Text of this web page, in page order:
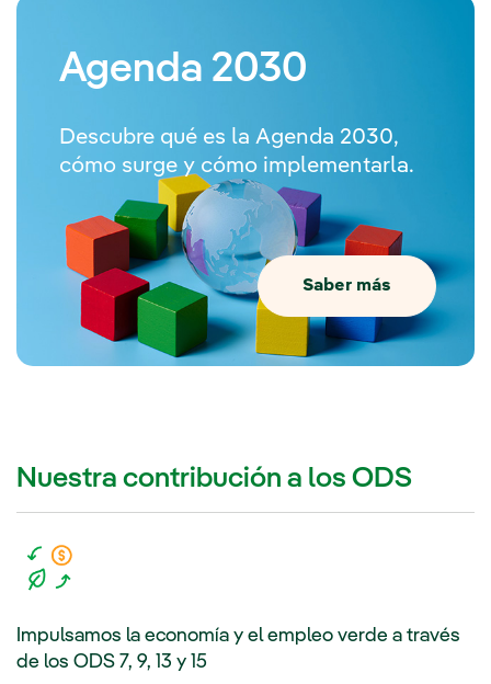
Agenda 2030
Descubre qué es la Agenda 2030,
cómo surge y cómo implementarla.
Saber más
Nuestra contribución a los ODS
Impulsamos la economía y el empleo verde a través
de los ODS 7, 9, 13 y 15